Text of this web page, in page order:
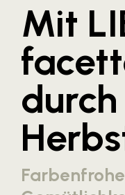
Meldungen
AKTUELLES
ACO
ALEX Krems
Amazon Web
Mit